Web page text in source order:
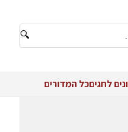
🔍
לחגיםכל המדורים